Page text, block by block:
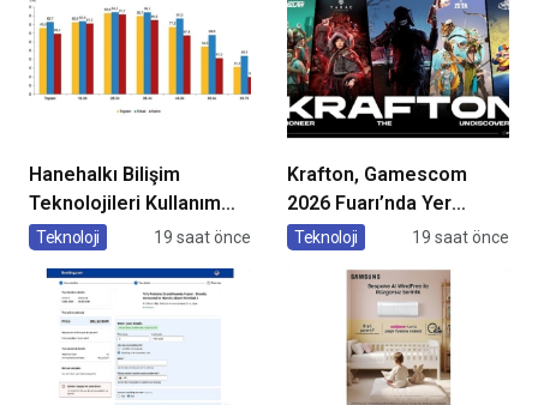
Hanehalkı Bilişim
Teknolojileri Kullanım
Araştırması, 2026
Teknoloji 19 saat önce
Krafton, Gamescom
2026 Fuarı’nda Yer
Alacak Oyunlarına Dair
Teknoloji 19 saat önce